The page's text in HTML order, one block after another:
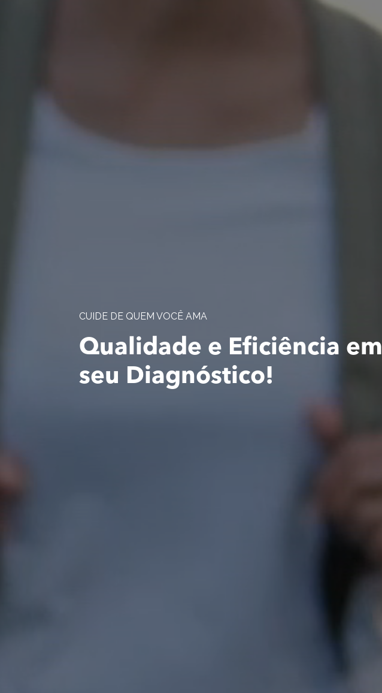
CUIDE DE QUEM VOCÊ AMA
Qualidade e Eficiência em
seu Diagnóstico!